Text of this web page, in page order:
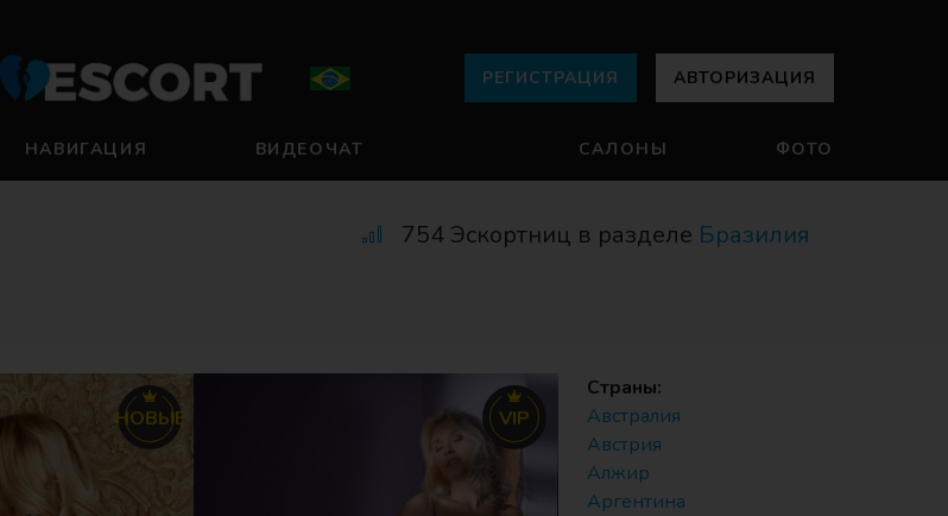
РЕГИСТРАЦИЯ АВТОРИЗАЦИЯ
НАВИГАЦИЯ ВИДЕОЧАТ САЛОНЫ ФОТО
754 Эскортниц в разделе Бразилия
НОВЫЕ VIP
Страны:
Австралия
Австрия
Алжир
Аргентина